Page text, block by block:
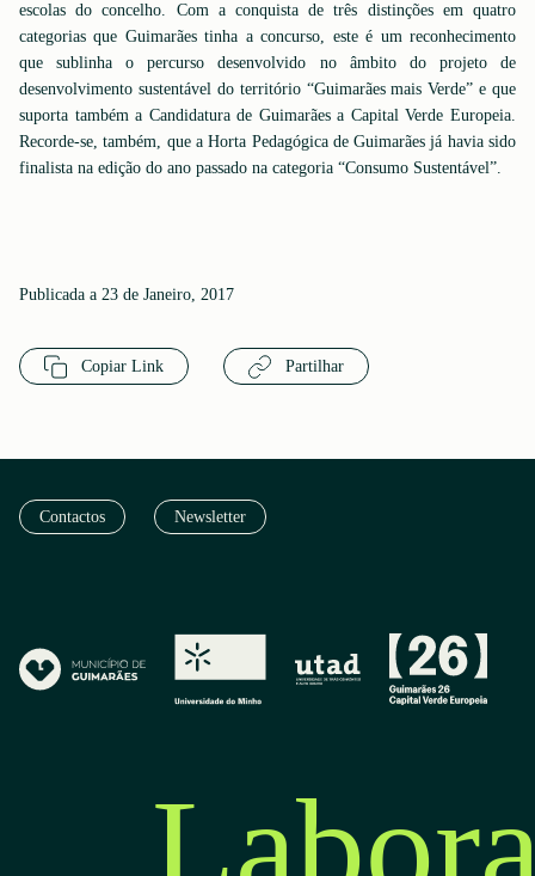
escolas do concelho. Com a conquista de três distinções em quatro
categorias que Guimarães tinha a concurso, este é um reconhecimento
que sublinha o percurso desenvolvido no âmbito do projeto de
desenvolvimento sustentável do território “Guimarães mais Verde” e que
suporta também a Candidatura de Guimarães a Capital Verde Europeia.
Recorde-se, também, que a Horta Pedagógica de Guimarães já havia sido
finalista na edição do ano passado na categoria “Consumo Sustentável”.
Publicada a 23 de Janeiro, 2017
Copiar Link Partilhar
Contactos Newsletter